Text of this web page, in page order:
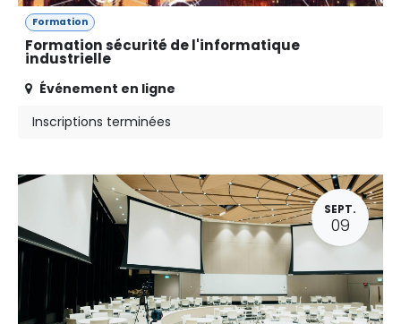
Formation
Formation sécurité de l'informatique
industrielle
Événement en ligne
Inscriptions terminées
SEPT.
09